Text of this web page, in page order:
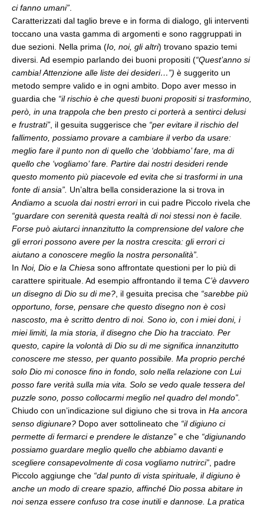
ci fanno umani”
Caratterizzati dal taglio breve e in forma di dialogo, gli interventi
toccano una vasta gamma di argomenti e sono raggruppati in
due sezioni. Nella prima (Io, noi, gli altri) trovano spazio temi
diversi. Ad esempio parlando dei buoni propositi (“Quest’anno si
cambia! Attenzione alle liste dei desideri…”) è suggerito un
metodo sempre valido e in ogni ambito. Dopo aver messo in
guardia che “il rischio è che questi buoni propositi si trasformino,
però, in una trappola che ben presto ci porterà a sentirci delusi
e frustrati” , il gesuita suggerisce che “per evitare il rischio del
fallimento, possiamo provare a cambiare il verbo da usare:
meglio fare il punto non di quello che ‘dobbiamo’ fare, ma di
quello che ‘vogliamo’ fare. Partire dai nostri desideri rende
questo momento più piacevole ed evita che si trasformi in una
fonte di ansia”. Un’altra bella considerazione la si trova in
Andiamo a scuola dai nostri erroriin cui padre Piccolo rivela che
“guardare con serenità questa realtà di noi stessi non è facile.
Forse può aiutarci innanzitutto la comprensione del valore che
gli errori possono avere per la nostra crescita: gli errori ci
aiutano a conoscere meglio la nostra personalità”.
In Noi, Dio e la Chiesa sono affrontate questioni per lo più di
carattere spirituale. Ad esempio affrontando il tema C’è davvero
un disegno di Dio su di me? , il gesuita precisa che “sarebbe più
opportuno, forse, pensare che questo disegno non è così
nascosto, ma è scritto dentro di noi. Sono io, con i miei doni, i
miei limiti, la mia storia, il disegno che Dio ha tracciato. Per
questo, capire la volontà di Dio su di me significa innanzitutto
conoscere me stesso, per quanto possibile. Ma proprio perché
solo Dio mi conosce fino in fondo, solo nella relazione con Lui
posso fare verità sulla mia vita. Solo se vedo quale tessera del
puzzle sono, posso collocarmi meglio nel quadro del mondo”.
Chiudo con un’indicazione sul digiuno che si trova in Ha ancora
senso digiunare? Dopo aver sottolineato che “il digiuno ci
permette di fermarci e prendere le distanze” e che “digiunando
possiamo guardare meglio quello che abbiamo davanti e
scegliere consapevolmente di cosa vogliamo nutrirci” , padre
Piccolo aggiunge che “dal punto di vista spirituale, il digiuno è
anche un modo di creare spazio, affinché Dio possa abitare in
noi senza essere confuso tra cose inutili e dannose. La pratica